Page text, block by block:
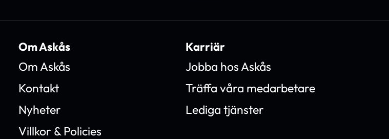
Om Askås
Om Askås
Kontakt
Nyheter
Villkor & Policies
Karriär
Jobba hos Askås
Träffa våra medarbetare
Lediga tjänster